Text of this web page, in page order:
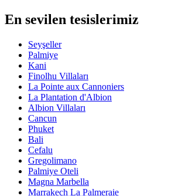
En sevilen tesislerimiz
Seyşeller
Palmiye
Kani
Finolhu Villaları
La Pointe aux Cannoniers
La Plantation d'Albion
Albion Villaları
Cancun
Phuket
Bali
Cefalu
Gregolimano
Palmiye Oteli
Magna Marbella
Marrakech La Palmeraie